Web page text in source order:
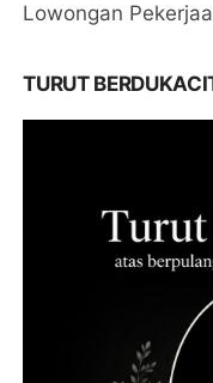
Lowongan
TURUT